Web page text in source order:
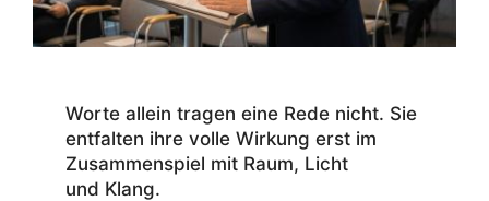
Worte allein tragen eine Rede nicht. Sie
entfalten ihre volle Wirkung erst im
Zusam­men­spiel mit Raum, Licht
und Klang.